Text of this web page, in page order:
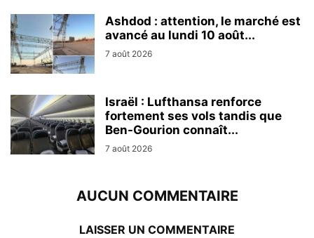
Ashdod : attention, le marché est
avancé au lundi 10 août...
7 août 2026
Israël : Lufthansa renforce
fortement ses vols tandis que
Ben-Gourion connaît...
7 août 2026
AUCUN COMMENTAIRE
LAISSER UN COMMENTAIRE